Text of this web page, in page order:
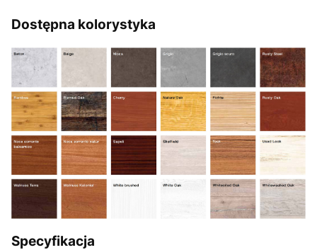
Dostępna kolorystyka
Specyfikacja